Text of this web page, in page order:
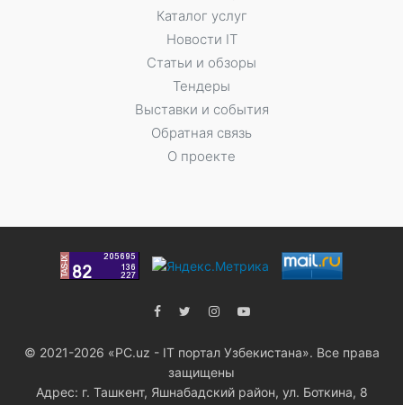
Каталог услуг
Новости IT
Статьи и обзоры
Тендеры
Выставки и события
Обратная связь
О проекте
© 2021-2026 «PC.uz - IT портал Узбекистана». Все права
защищены
Адрес: г. Ташкент, Яшнабадский район, ул. Боткина, 8